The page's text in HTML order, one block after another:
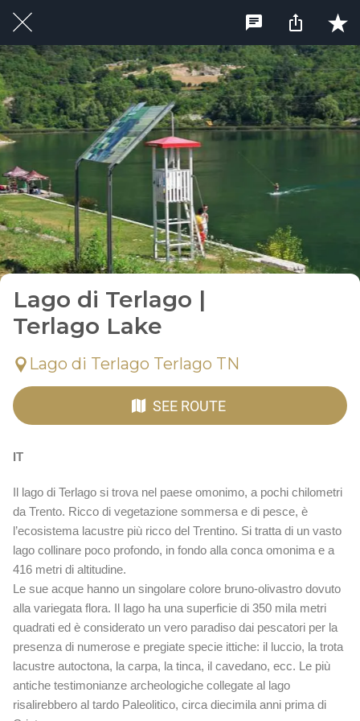
Lago di Terlago |
Terlago Lake
Lago di Terlago Terlago TN
SEE ROUTE
IT
Il lago di Terlago si trova nel paese omonimo, a pochi chilometri
da Trento. Ricco di vegetazione sommersa e di pesce, è
l’ecosistema lacustre più ricco del Trentino. Si tratta di un vasto
lago collinare poco profondo, in fondo alla conca omonima e a
416 metri di altitudine.
Le sue acque hanno un singolare colore bruno-olivastro dovuto
alla variegata flora. Il lago ha una superficie di 350 mila metri
quadrati ed è considerato un vero paradiso dai pescatori per la
presenza di numerose e pregiate specie ittiche: il luccio, la trota
lacustre autoctona, la carpa, la tinca, il cavedano, ecc. Le più
antiche testimonianze archeologiche collegate al lago
risalirebbero al tardo Paleolitico, circa diecimila anni prima di